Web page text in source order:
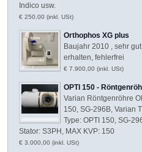
Indico usw.
€ 250,00 (inkl. USt)
Orthophos XG plus
Baujahr 2010 , sehr gut
erhalten, fehlerfrei
€ 7.900,00 (inkl. USt)
OPTI 150 -
Varian Röntgenröhre
150, SG-296B, Varian
Type: OPTI 150, SG-
Stator: S3PH, MAX KVP: 150
€ 3.000,00 (inkl. USt)